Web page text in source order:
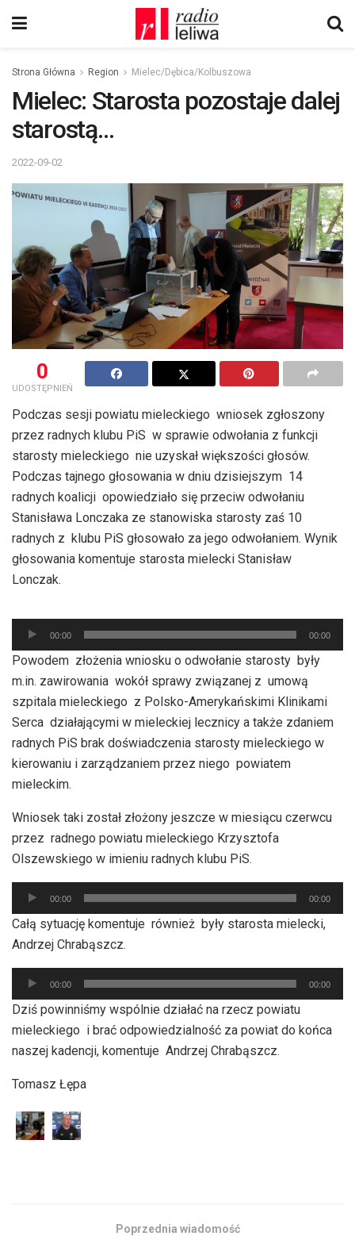
Strona Główna Region Mielec/Dębica/Kolbuszowa
Mielec: Starosta pozostaje dalej
starostą…
2022-09-02
0
UDOSTĘPNIEŃ
Podczas sesji powiatu mieleckiego wniosek zgłoszony
przez radnych klubu PiS w sprawie odwołania z funkcji
starosty mieleckiego nie uzyskał większości głosów.
Podczas tajnego głosowania w dniu dzisiejszym 14
radnych koalicji opowiedziało się przeciw odwołaniu
Stanisława Lonczaka ze stanowiska starosty zaś 10
radnych z klubu PiS głosowało za jego odwołaniem. Wynik
głosowania komentuje starosta mielecki Stanisław
Lonczak.
plików
dźwiękowych
00:00 00:00
Powodem złożenia wniosku o odwołanie starosty były
m.in. zawirowania wokół sprawy związanej z umową
szpitala mieleckiego z Polsko-Amerykańskimi Klinikami
Serca działającymi w mieleckiej lecznicy a także zdaniem
radnych PiS brak doświadczenia starosty mieleckiego w
kierowaniu i zarządzaniem przez niego powiatem
mieleckim.
Wniosek taki został złożony jeszcze w miesiącu czerwcu
przez radnego powiatu mieleckiego Krzysztofa
Olszewskiego w imieniu radnych klubu PiS.
Odtwarzacz
plików
dźwiękowych
00:00 00:00
Całą sytuację komentuje również były starosta mielecki,
Andrzej Chrabąszcz.
Odtwarzacz
plików
dźwiękowych
00:00 00:00
Dziś powinniśmy wspólnie działać na rzecz powiatu
mieleckiego i brać odpowiedzialność za powiat do końca
naszej kadencji, komentuje Andrzej Chrabąszcz.
Tomasz Łępa
Poprzednia wiadomość